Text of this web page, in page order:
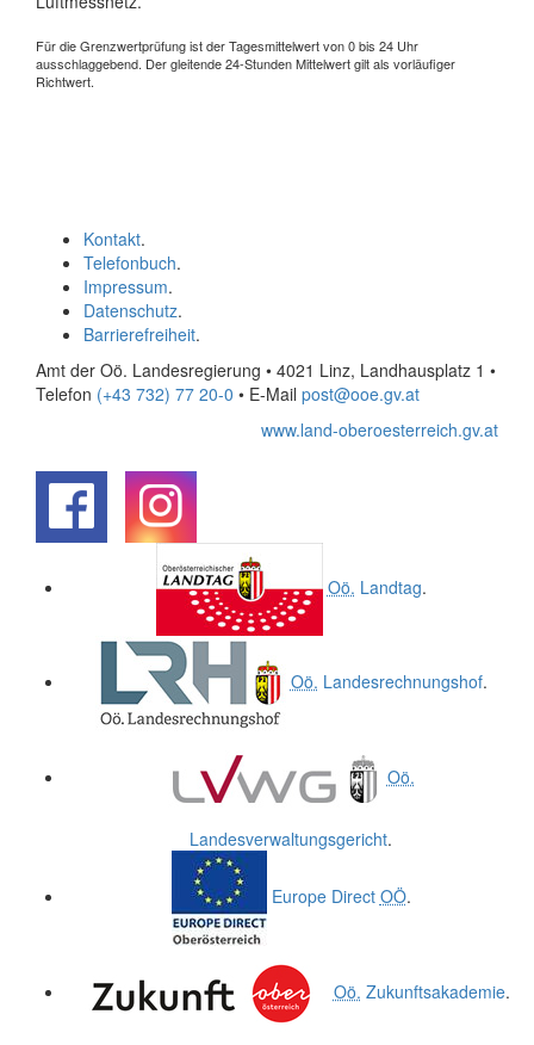
Für die Grenzwertprüfung ist der Tagesmittelwert von 0 bis 24 Uhr
ausschlaggebend. Der gleitende 24-Stunden Mittelwert gilt als vorläufiger
Richtwert.
Kontakt.
Telefonbuch.
Impressum.
Datenschutz.
Barrierefreiheit.
Amt der Oö. Landesregierung • 4021 Linz, Landhausplatz 1 •
Telefon (+43 732) 77 20-0 • E-Mail post@ooe.gv.at
www.land-oberoesterreich.gv.at
Oö. Landtag.
Oö. Landesrechnungshof.
Oö.
Landesverwaltungsgericht.
Europe Direct OÖ.
Oö. Zukunftsakademie.